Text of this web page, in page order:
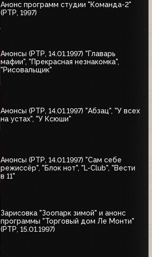
Анонс программ студии "Команда-2"
(РТР, 1997)
Анонсы (РТР, 14.01.1997) "Главарь
мафии", "Прекрасная незнакомка",
"Рисовальщик"
Анонсы (РТР, 14.01.1997) "Абзац", "У всех
на устах", "У Ксюши"
Анонсы (РТР, 14.01.1997) "Сам себе
режиссёр", "Блок нот", "L-Club", "Вести
в 11"
Зарисовка "Зоопарк зимой" и анонс
программы "Торговый дом Ле Монти"
(РТР, 15.01.1997)